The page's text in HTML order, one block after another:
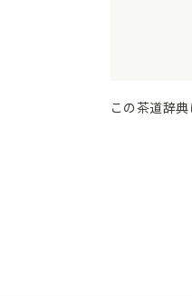
この茶道辞